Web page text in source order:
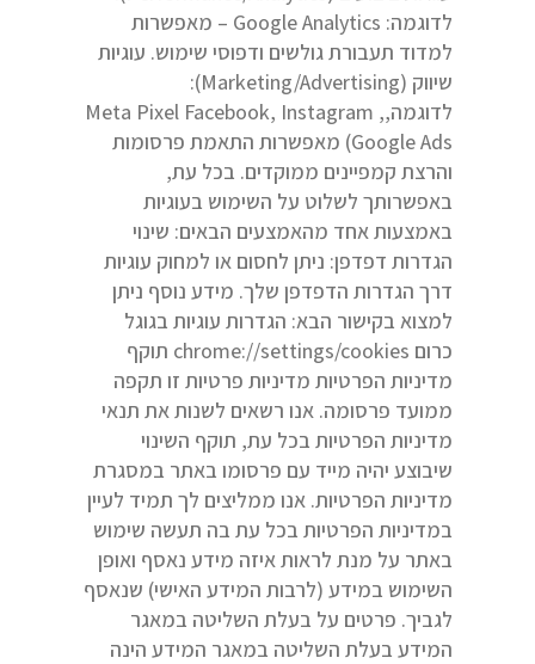
לדוגמה: Google Analytics – מאפשרות
למדוד תעבורת גולשים ודפוסי שימוש. עוגיות
שיווק (Marketing/Advertising):
לדוגמה,Meta Pixel Facebook, Instagram ,
Google Ads) מאפשרות התאמת פרסומות
והרצת קמפיינים ממוקדים. בכל עת,
באפשרותך לשלוט על השימוש בעוגיות
באמצעות אחד מהאמצעים הבאים: שינוי
הגדרות דפדפן: ניתן לחסום או למחוק עוגיות
דרך הגדרות הדפדפן שלך. מידע נוסף ניתן
למצוא בקישור הבא: הגדרות עוגיות בגוגל
כרום chrome://settings/cookies תוקף
מדיניות הפרטיות מדיניות פרטיות זו תקפה
ממועד פרסומה. אנו רשאים לשנות את תנאי
מדיניות הפרטיות בכל עת, תוקף השינוי
שיבוצע יהיה מייד עם פרסומו באתר במסגרת
מדיניות הפרטיות. אנו ממליצים לך תמיד לעיין
במדיניות הפרטיות בכל עת בה תעשה שימוש
באתר על מנת לראות איזה מידע נאסף ואופן
השימוש במידע (לרבות המידע האישי) שנאסף
לגביך. פרטים על בעלת השליטה במאגר
המידע בעלת השליטה במאגר המידע הינה